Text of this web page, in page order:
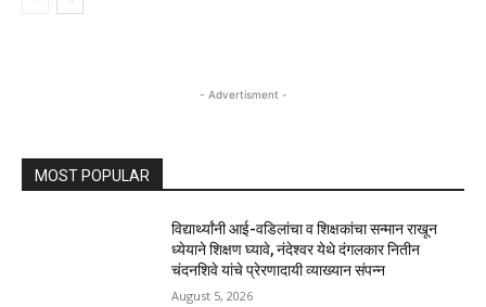
- Advertisment -
MOST POPULAR
विद्यार्थ्यांनी आई-वडिलांचा व शिक्षकांचा सन्मान राखून
ध्येयाने शिक्षण घ्यावे, नंदेश्वर येथे दंगलकार नितीन
चंदनशिवे यांचे प्रेरणादायी व्याख्यान संपन्न
August 5, 2026